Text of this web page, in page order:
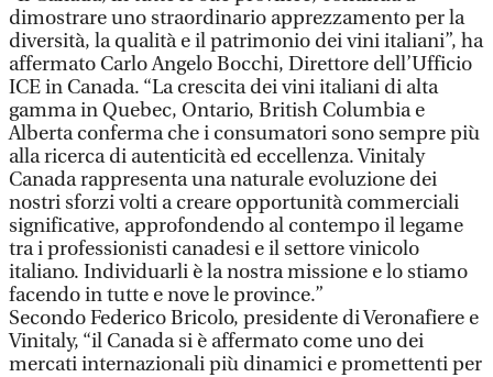
dimostrare uno straordinario apprezzamento per la
diversità, la qualità e il patrimonio dei vini italiani”, ha
affermato Carlo Angelo Bocchi, Direttore dell’Ufficio
ICE in Canada. “La crescita dei vini italiani di alta
gamma in Quebec, Ontario, British Columbia e
Alberta conferma che i consumatori sono sempre più
alla ricerca di autenticità ed eccellenza. Vinitaly
Canada rappresenta una naturale evoluzione dei
nostri sforzi volti a creare opportunità commerciali
significative, approfondendo al contempo il legame
tra i professionisti canadesi e il settore vinicolo
italiano. Individuarli è la nostra missione e lo stiamo
facendo in tutte e nove le province.”
Secondo Federico Bricolo, presidente di Veronafiere e
Vinitaly, “il Canada si è affermato come uno dei
mercati internazionali più dinamici e promettenti per